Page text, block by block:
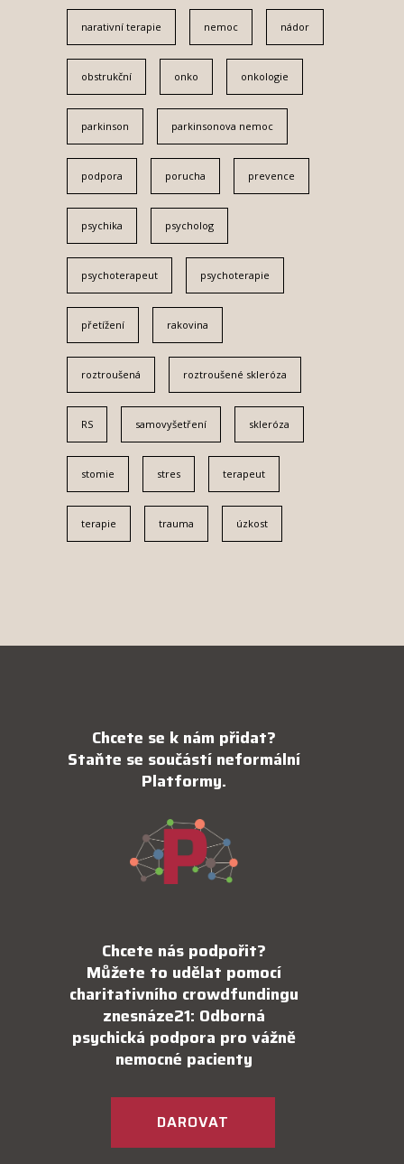
narativní terapie nemoc nádor
obstrukční onko onkologie
parkinson parkinsonova nemoc
podpora porucha prevence
psychika psycholog
psychoterapeut psychoterapie
přetížení rakovina
roztroušená roztroušené skleróza
RS samovyšetření skleróza
stomie stres terapeut
terapie trauma úzkost
Chcete se k nám přidat?
Staňte se součástí neformální
Platformy.
Chcete nás podpořit?
Můžete to udělat pomocí
charitativního crowdfundingu
znesnáze21: Odborná
psychická podpora pro vážně
nemocné pacienty
DAROVAT